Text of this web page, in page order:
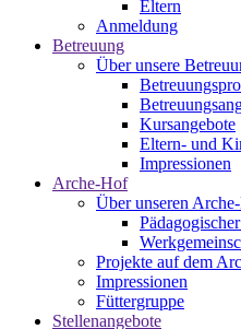
Eltern
Anmeldung
Betreuung
Über unsere
Kursangebote
Eltern- und
Impressionen
Arche-Hof
Über unseren
Projekte auf dem
Impressionen
Füttergruppe
Stellenangebote